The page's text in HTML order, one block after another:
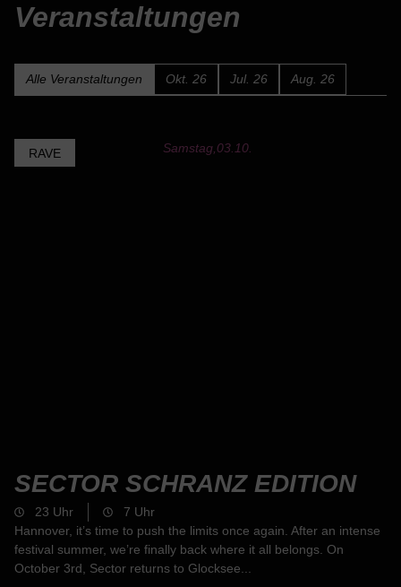
Veranstaltungen
Okt. 26 Jul. 26 Aug. 26
Alle Veranstaltungen
RAVE Samstag, 03.10.
SECTOR SCHRANZ EDITION
23 Uhr
7 Uhr
Hannover, it’s time to push the limits once again. After an intense
festival summer, we’re finally back where it all belongs. On
October 3rd, Sector returns to Glocksee...